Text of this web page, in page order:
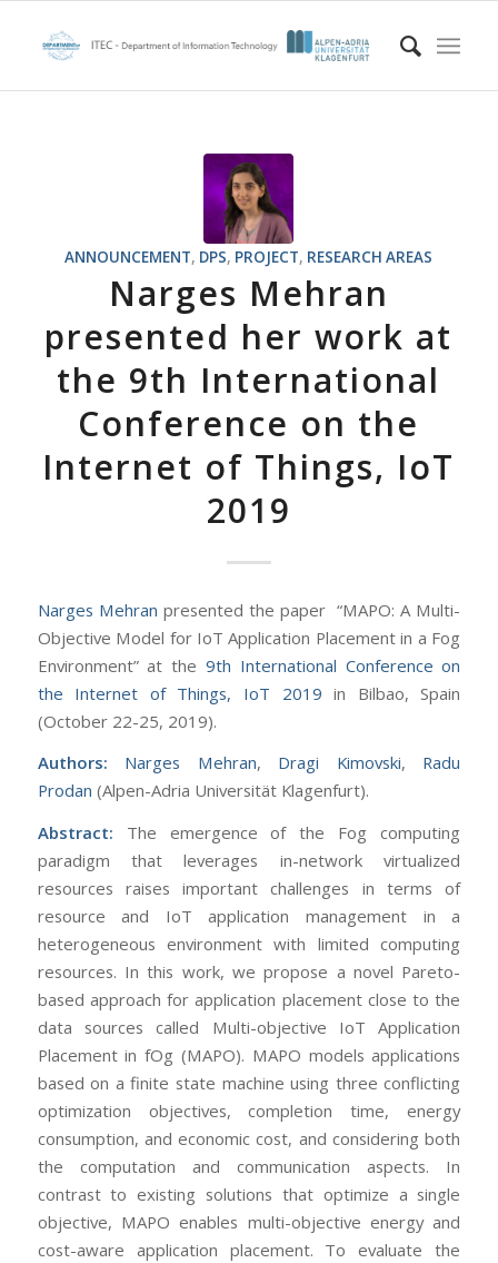
ANNOUNCEMENT, DPS, PROJECT, RESEARCH AREAS
Narges Mehran
presented her work at
the 9th International
Conference on the
Internet of Things, IoT
2019
Narges Mehran presented the paper “MAPO: A Multi-
Objective Model for IoT Application Placement in a Fog
Environment” at the 9th International Conference on
the Internet of Things, IoT 2019 in Bilbao, Spain
(October 22-25, 2019).
Authors:
Narges Mehran, Dragi Kimovski, Radu
Prodan (Alpen-Adria Universität Klagenfurt).
Abstract: The emergence of the Fog computing
paradigm that leverages in-network virtualized
resources raises important challenges in terms of
resource and IoT application management in a
heterogeneous environment with limited computing
resources. In this work, we propose a novel Pareto-
based approach for application placement close to the
data sources called Multi-objective IoT Application
Placement in fOg (MAPO). MAPO models applications
based on a finite state machine using three conflicting
optimization objectives, completion time, energy
consumption, and economic cost, and considering both
the computation and communication aspects. In
contrast to existing solutions that optimize a single
objective, MAPO enables multi-objective energy and
cost-aware application placement. To evaluate the